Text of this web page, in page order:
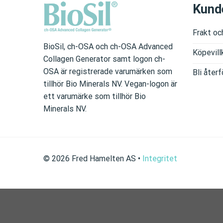
BioSil, ch-OSA och ch-OSA Advanced
Collagen Generator samt logon ch-
OSA är registrerade varumärken som
tillhör Bio Minerals NV. Vegan-logon är
ett varumärke som tillhör Bio
Minerals NV.
Frakt
Bli
© 2026 Fred Hamelten AS • Integritet